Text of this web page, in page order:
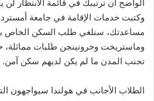
الواضح أن ترتيبك في قائمة الانتظار
وكتبت خدمات الإقامة في جامعة
مساعدتك، سنلغي طلب السكن الخاص
وماستريخت وخرونينجن طلبات
تجنب المدن ما لم يكن لديهم سكن آمن.
الطلاب الأجانب في هولندا سيواجهون